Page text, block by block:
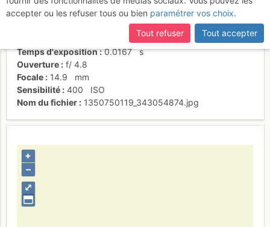
Contributeur
sandrine-tetard
individuel (CC by-nc-nd)
NIKON COOLPIX L20
Temps d'exposition
0.0167 s
Ouverture
f/ 4.8
Focale
14.9
mm
Sensibilité
400
ISO
Nom du fichier
1350750119_343054874.jpg
⤢
+
–
accepter ou les refuser tous ou bien paramétrer vos choix.
Tout refuser
Tout accepter